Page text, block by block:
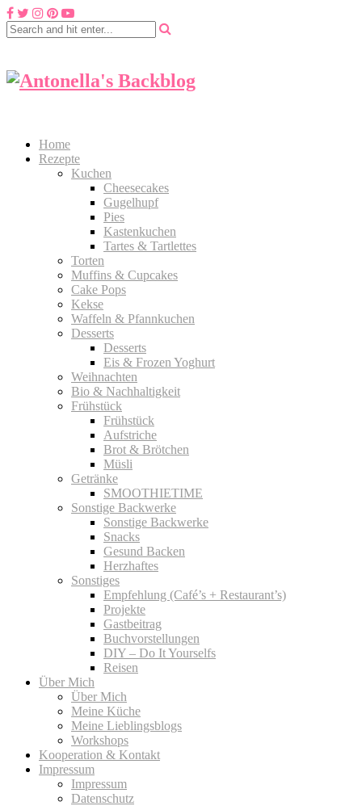
Home
Rezepte
Kuchen
Cheesecakes
Gugelhupf
Pies
Kastenkuchen
Tartes & Tartlettes
Torten
Muffins & Cupcakes
Cake Pops
Kekse
Waffeln & Pfannkuchen
Desserts
Desserts
Eis & Frozen Yoghurt
Weihnachten
Bio & Nachhaltigkeit
Frühstück
Frühstück
Aufstriche
Brot & Brötchen
Müsli
Getränke
SMOOTHIETIME
Sonstige Backwerke
Sonstige Backwerke
Snacks
Gesund Backen
Herzhaftes
Sonstiges
Empfehlung (Café’s + Restaurant’s)
Projekte
Gastbeitrag
Buchvorstellungen
DIY – Do It Yourselfs
Reisen
Über Mich
Über Mich
Meine Küche
Meine Lieblingsblogs
Workshops
Kooperation & Kontakt
Impressum
Impressum
Datenschutz